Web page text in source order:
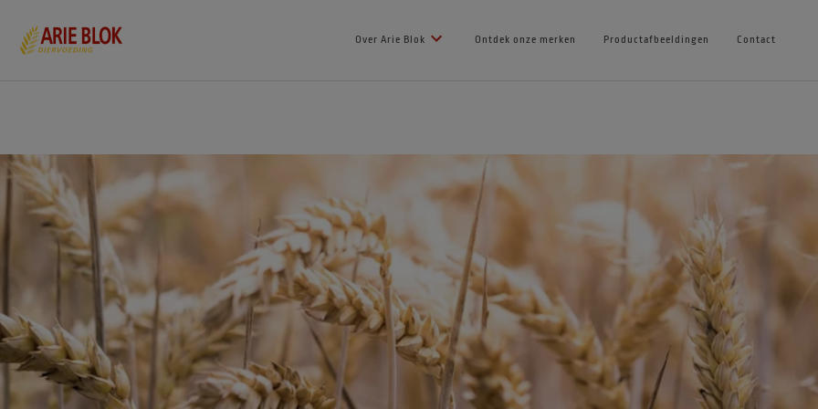
Over Arie Blok Ontdek onze merken Productafbeeldingen Contact